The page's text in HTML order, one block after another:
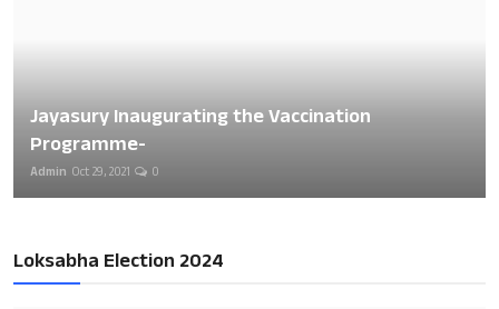
Jayasury Inaugurating the Vaccination
Programme-
Admin Oct 29, 2021 0
Loksabha Election 2024